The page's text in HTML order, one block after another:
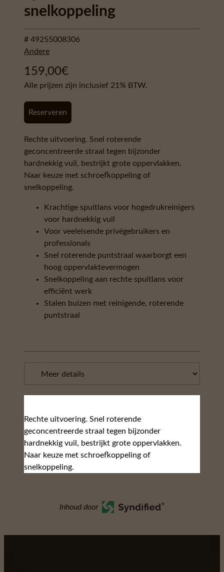
snelkoppeling
# 49255008306
Andere
159,00€
Alle prijzen zijn inclusief 21% BTW.
Reserveren
Rechte uitvoering. Snel roterende
geconcentreerde straal tegen bijzonder
hardnekkig vuil, bestrijkt grote oppervlakken.
Naar keuze met schroefkoppeling of
snelkoppeling.
Krachtige spuitlans voor hogedrukreinigers
voor hardnekkig vuil
Voor veeleisende privégebruikers en
professionals
Snel roterende puntstraal waarborgt een
hoog oppervlaktevermogen
Snelkoppeling aan rechte spuitlans voor
efficiënt werk
Stalen buizen met reinigende, roterende
puntstraal
Rechte uitvoering. Snel roterende
geconcentreerde straal tegen bijzonder
hardnekkig vuil, bestrijkt grote oppervlakken.
Naar keuze met schroefkoppeling of
snelkoppeling.
Inhoud door